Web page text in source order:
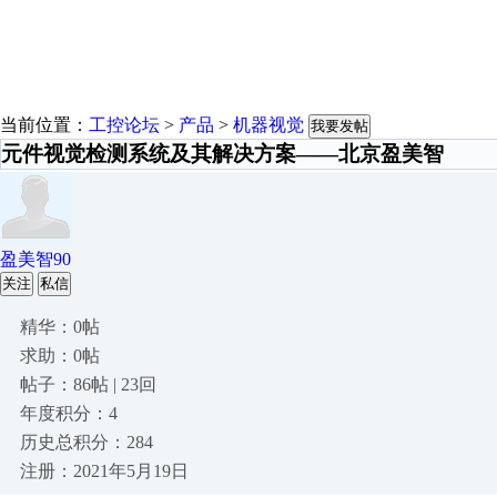
当前位置： 工控论坛 > 产品 > 机器视觉 我要发帖
元件视觉检测系统及其解决方案——北京盈美智
盈美智90
关注 私信
精华：0帖
求助：0帖
帖子：86帖 | 23回
年度积分：4
历史总积分：284
注册：2021年5月19日